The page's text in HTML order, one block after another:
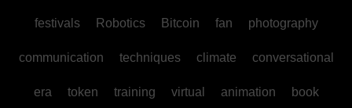
festivals Robotics Bitcoin fan photography
communication techniques climate conversational
era token training virtual animation book